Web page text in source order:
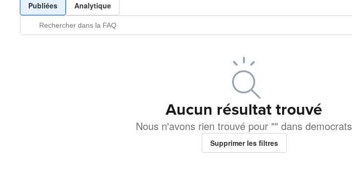
Publiées Analytique
Aucun résultat trouvé
Nous n'avons rien trouvé pour "" dans democrats
Supprimer les filtres